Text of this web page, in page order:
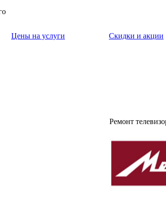
Цены на услуги Скидки и акции
Ремонт